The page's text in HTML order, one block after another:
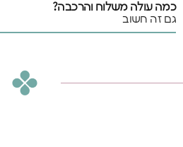
כמה עולה משלוח והרכבה?
גם זה חשוב